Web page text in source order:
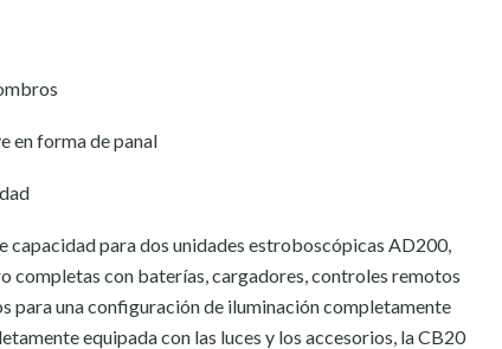
en forma de panal
para dos unidades estroboscópicas AD200,
completas con baterías, cargadores, controles remotos
para una configuración de iluminación completamente
equipada con las luces y los accesorios, la CB20